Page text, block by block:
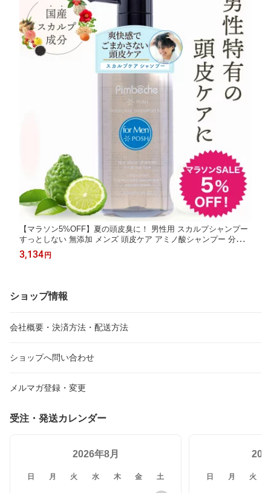
【マラソン5%OFF】夏の頭皮臭に！ 男性用 スカルプシャンプー
すっとしない 無添加 メンズ 頭皮ケア アミノ酸シャンプー 分け目
抜け毛 フケ ポッシュ オールインワンシャンプー ノンシリコンシ
ャンプー アミノ酸 メンズ スカルプケア プレゼント ヘアケア 軋
3,134円
ショップ情報
会社概要・決済方法・配送方法
ショップへ問い合わせ
メルマガ登録・変更
受注・発送カレンダー
2026年8月
日 月 火 水 木 金 土 日 月 火